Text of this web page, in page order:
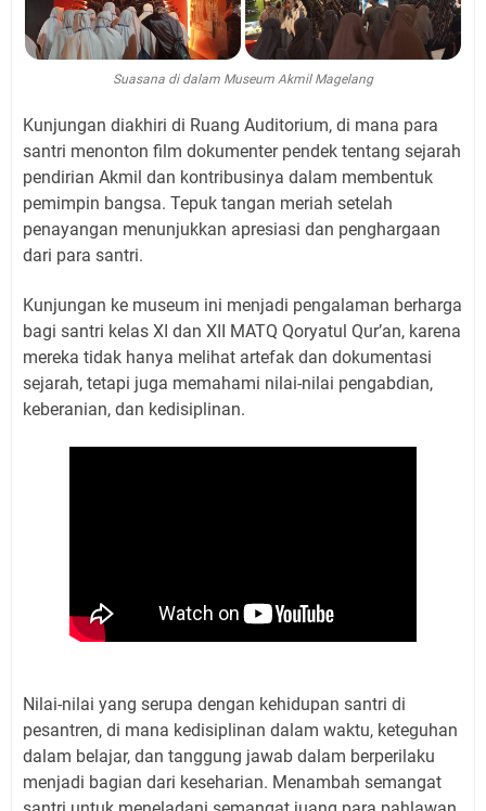
Suasana di dalam Museum Akmil Magelang
Kunjungan diakhiri di Ruang Auditorium, di mana para
santri menonton film dokumenter pendek tentang sejarah
pendirian Akmil dan kontribusinya dalam membentuk
pemimpin bangsa. Tepuk tangan meriah setelah
penayangan menunjukkan apresiasi dan penghargaan
dari para santri.
Kunjungan ke museum ini menjadi pengalaman berharga
bagi santri kelas XI dan XII MATQ Qoryatul Qur’an, karena
mereka tidak hanya melihat artefak dan dokumentasi
sejarah, tetapi juga memahami nilai-nilai pengabdian,
keberanian, dan kedisiplinan.
Nilai-nilai yang serupa dengan kehidupan santri di
pesantren, di mana kedisiplinan dalam waktu, keteguhan
dalam belajar, dan tanggung jawab dalam berperilaku
menjadi bagian dari keseharian. Menambah semangat